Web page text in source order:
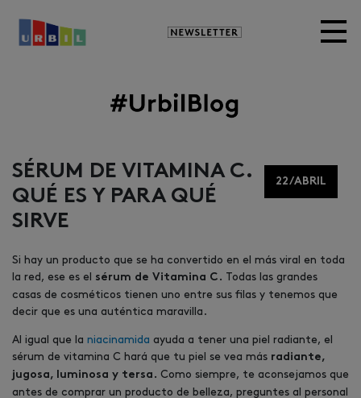
Newsletter
SÉRUM DE VITAMINA C.
QUÉ ES Y PARA QUÉ
SIRVE
22/ABRIL
Si hay un producto que se ha convertido en el más viral en toda
la red, ese es el sérum de Vitamina C. Todas las grandes
casas de cosméticos tienen uno entre sus filas y tenemos que
decir que es una auténtica maravilla.
Al igual que la niacinamida ayuda a tener una piel radiante, el
sérum de vitamina C hará que tu piel se vea más radiante,
jugosa, luminosa y tersa. Como siempre, te aconsejamos que
antes de comprar un producto de belleza, preguntes al personal